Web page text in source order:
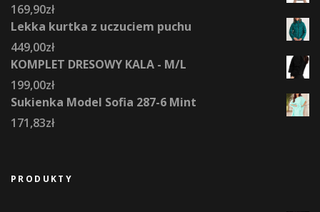
169,90zł
Lekka kurtka z uczuciem puchu
449,00zł
KOMPLET DRESOWY KALA - M/L
199,00zł
Sukienka Model Sofia 287-6 Mint
171,83zł
PRODUKTY